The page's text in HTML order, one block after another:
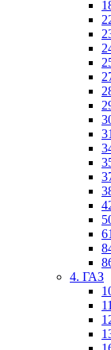
4. ГАЗ